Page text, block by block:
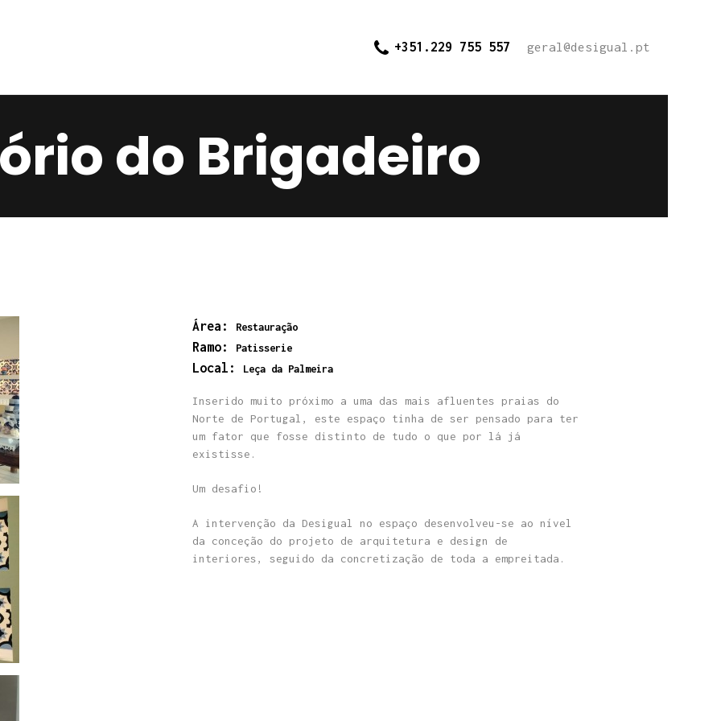
+351.229 755 557 geral@desigual.pt
do Brigadeiro
Contacts
Área: Restauração
Ramo: Patisserie
Local: Leça da Palmeira
Inserido muito próximo a uma das mais afluentes praias do
Norte de Portugal, este espaço tinha de ser pensado para ter
um fator que fosse distinto de tudo o que por lá já
existisse.
Um desafio!
A intervenção da Desigual no espaço desenvolveu-se ao nível
da conceção do projeto de arquitetura e design de
interiores, seguido da concretização de toda a empreitada.